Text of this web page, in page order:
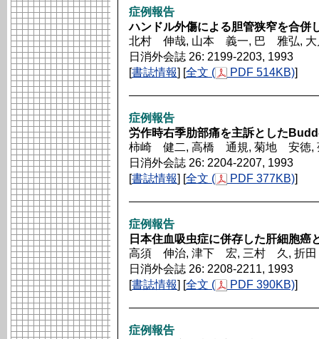
症例報告
ハンドル外傷による胆管狭窄を合併
北村 伸哉, 山本 義一, 巴 雅弘,
日消外会誌 26: 2199-2203, 1993
[書誌情報] [全文 ( PDF 514KB)]
症例報告
労作時右季肋部痛を主訴とした
柿崎 健二, 高橋 通規, 菊地 安徳
日消外会誌 26: 2204-2207, 1993
[書誌情報] [全文 ( PDF 377KB)]
症例報告
日本住血吸虫症に併存した肝細胞癌
高須 伸治, 津下 宏, 三村 久, 折
日消外会誌 26: 2208-2211, 1993
[書誌情報] [全文 ( PDF 390KB)]
症例報告